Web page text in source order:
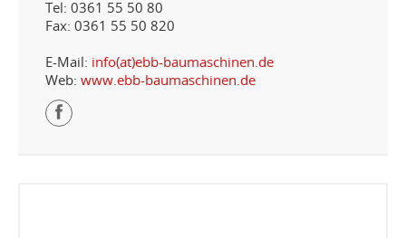
Tel: 0361 55 50 80
Fax: 0361 55 50 820
E-Mail: info(at)ebb-baumaschinen.de
Web: www.ebb-baumaschinen.de